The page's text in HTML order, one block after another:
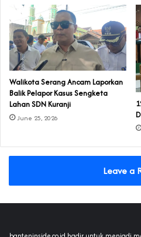
Walikota Serang Ancam Laporkan
Balik Pelapor Kasus Sengketa
Lahan SDN Kuranji‎
June 25, 2026
Leave a